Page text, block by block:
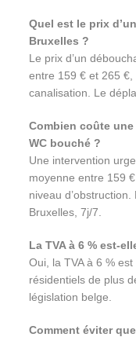
Quel est le prix
Bruxelles ?
Le prix d’un
entre 159 € et 265
canalisation. Le
Combien coûte
WC bouché ?
Une intervention
moyenne entre 159
niveau
Bruxelles, 7j/7.
La TVA à 6 % est-
Oui, la TVA à 6 %
résidentiels de plus
législation belge.
Comment éviter